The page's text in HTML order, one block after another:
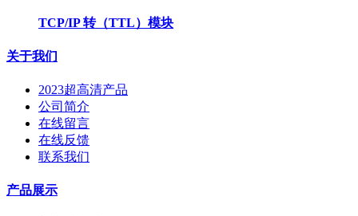
TCP/IP 转（TTL）模块
关于我们
2023超高清产品
公司简介
在线留言
在线反馈
联系我们
产品展示